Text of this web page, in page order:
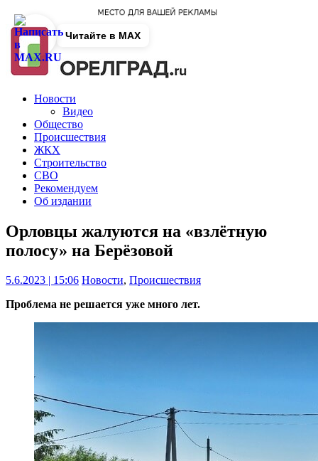
Новости
Видео
Общество
Происшествия
ЖКХ
Строительство
СВО
Рекомендуем
Об издании
Орловцы жалуются на «взлётную
полосу» на Берёзовой
5.6.2023 | 15:06 Новости, Происшествия
Проблема не решается уже много лет.
Читайте в MAX